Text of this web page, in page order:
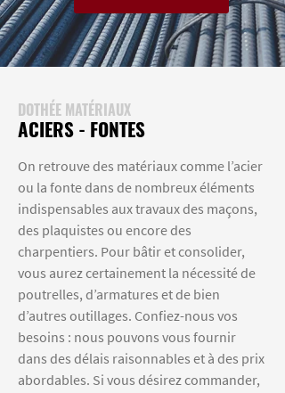
DOTHÉE MATÉRIAUX
ACIERS - FONTES
On retrouve des matériaux comme l’acier
ou la fonte dans de nombreux éléments
indispensables aux travaux des maçons,
des plaquistes ou encore des
charpentiers. Pour bâtir et consolider,
vous aurez certainement la nécessité de
poutrelles, d’armatures et de bien
d’autres outillages. Confiez-nous vos
besoins : nous pouvons vous fournir
dans des délais raisonnables et à des prix
abordables. Si vous désirez commander,